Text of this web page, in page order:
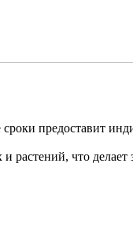
предоставит
растений, что делает